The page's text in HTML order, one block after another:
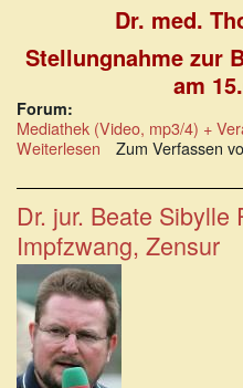
Dr. med.
Stellungnahme zur
am
Forum:
Mediathek (Video, mp3/4) +
Weiterlesen über
wegen
NICHT
unterlassener
Hilfeleistung!
Zum Verfassen
Dr. jur. Beate
Impfzwang, Zensur